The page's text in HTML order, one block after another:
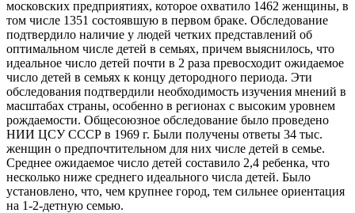
московских предприятиях, которое охватило 1462 женщины, в
том числе 1351 состоявшую в первом браке. Обследование
подтвердило наличие у людей четких представлений об
оптимальном числе детей в семьях, причем выяснилось, что
идеальное число детей почти в 2 раза превосходит ожидаемое
число детей в семьях к концу детородного периода. Эти
обследования подтвердили необходимость изучения мнений в
масштабах страны, особенно в регионах с высоким уровнем
рождаемости. Общесоюзное обследование было проведено
НИИ ЦСУ СССР в 1969 г. Были получены ответы 34 тыс.
женщин о предпочтительном для них числе детей в семье.
Среднее ожидаемое число детей составило 2,4 ребенка, что
несколько ниже среднего идеального числа детей. Было
установлено, что, чем крупнее город, тем сильнее ориентация
на 1-2-детную семью.